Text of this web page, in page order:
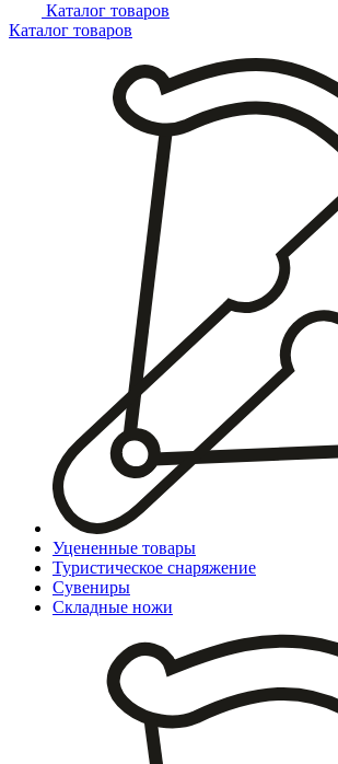
Каталог товаров
Каталог товаров
Уцененные товары
Туристическое снаряжение
Сувениры
Складные ножи